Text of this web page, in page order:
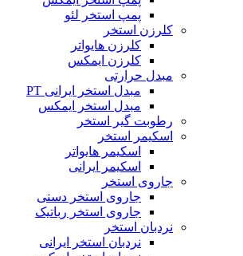
پمپ استخر لئو
کلرزن استخر
کلرزن هایواتر
کلرزن ایمکس
مبدل حرارتی
مبدل استخر ایرانی PT
مبدل استخر ایمکس
رطوبت گیر استخر
اسکیمر استخر
اسکیمر هایواتر
اسکیمر ایرانی
جاروی استخر
جاروی استخر دستی
جاروی استخر رباتیک
نردبان استخر
نردبان استخر ایرانی